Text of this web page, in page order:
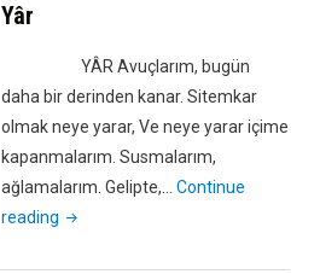
Yâr
YÂR Avuçlarım, bugün
daha bir derinden kanar. Sitemkar
olmak neye yarar, Ve neye yarar içime
kapanmalarım. Susmalarım,
ağlamalarım. Gelipte,…Continue
reading "Yâr"